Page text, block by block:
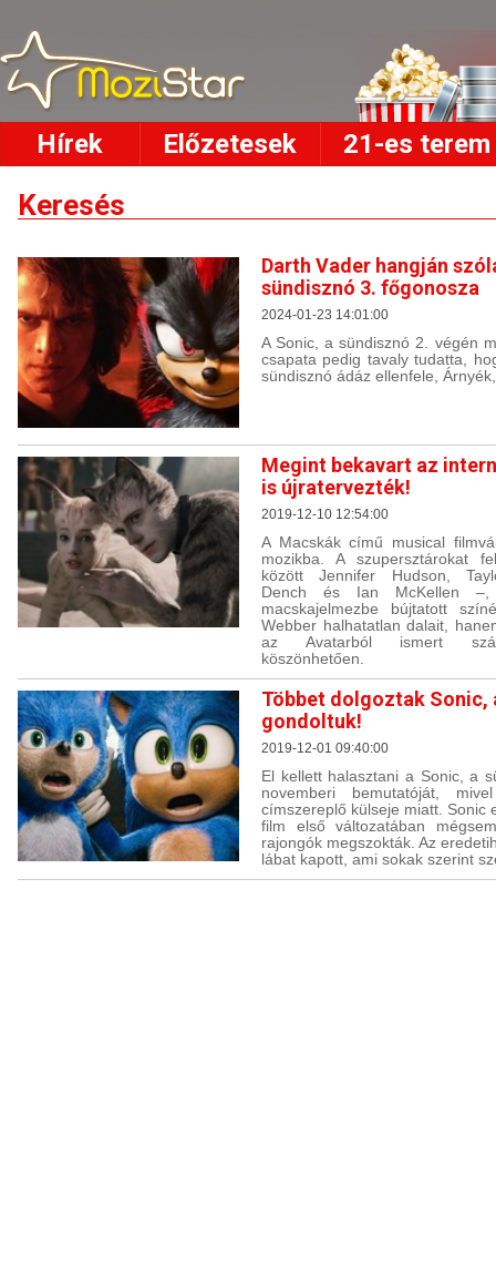
Hírek Előzetesek 21-es terem
Keresés
Darth Vader hangján
sündisznó 3. főgonosza
2024-01-23 14:01:00
A Sonic, a sündisznó 2. végén
csapata pedig tavaly tudatta,
sündisznó ádáz ellenfele,
Megint bekavart az
is újratervezték!
2019-12-10 12:54:00
A Macskák című musical
mozikba. A szupersztárokat
között Jennifer Hudson,
Dench és Ian McKellen –,
macskajelmezbe bújtatott
Webber halhatatlan dalait,
az Avatarból ismert
köszönhetően.
Többet dolgoztak Sonic,
gondoltuk!
2019-12-01 09:40:00
El kellett halasztani a Sonic, a
novemberi bemutatóját,
címszereplő külseje miatt. Sonic
film első változatában
rajongók megszokták. Az
lábat kapott, ami sokak szerint